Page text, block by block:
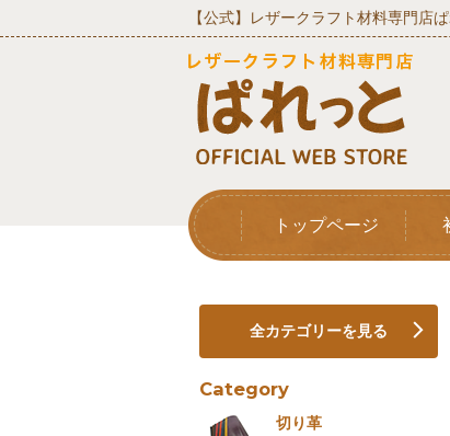
【公式】レザークラフト材料専門店
トップページ
全カテゴリーを見る
Category
切り革